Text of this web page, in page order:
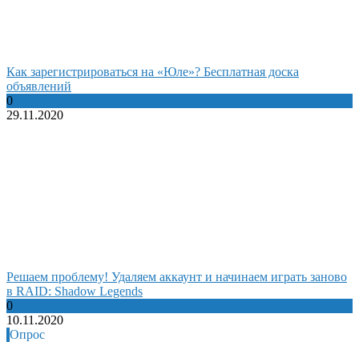
Как зарегистрироваться на «Юле»? Бесплатная доска
объявлений
0
29.11.2020
Решаем проблему! Удаляем аккаунт и начинаем играть заново
в RAID: Shadow Legends
0
10.11.2020
Опрос